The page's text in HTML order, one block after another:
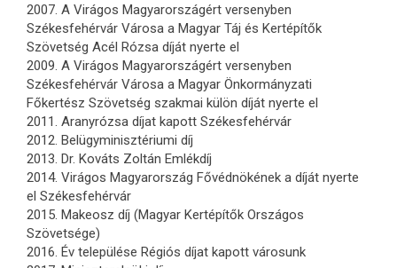
2007. A Virágos Magyarországért versenyben
Székesfehérvár Városa a Magyar Táj és Kertépítők
Szövetség Acél Rózsa díját nyerte el
2009. A Virágos Magyarországért versenyben
Székesfehérvár Városa a Magyar Önkormányzati
Főkertész Szövetség szakmai külön díját nyerte el
2011. Aranyrózsa díjat kapott Székesfehérvár
2012. Belügyminisztériumi díj
2013. Dr. Kováts Zoltán Emlékdíj
2014. Virágos Magyarország Fővédnökének a díját nyerte
el Székesfehérvár
2015. Makeosz díj (Magyar Kertépítők Országos
Szövetsége)
2016. Év települése Régiós díjat kapott városunk